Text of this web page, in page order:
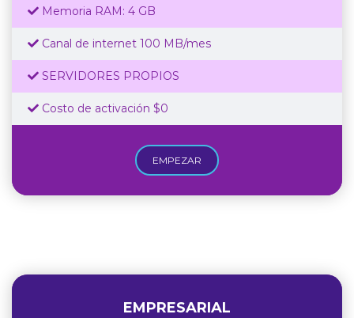
Memoria RAM: 4 GB
Canal de internet 100 MB/mes
SERVIDORES PROPIOS
Costo de activación $0
EMPEZAR
EMPRESARIAL